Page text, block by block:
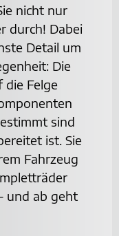
nicht nur
durch! Dabei
Detail um
Die
die Felge
sind
ist. Sie
Fahrzeug
und ab geht